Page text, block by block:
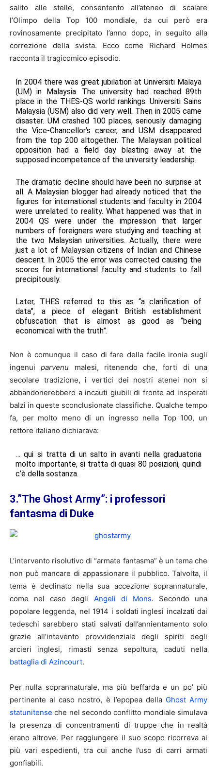
salito alle stelle, consentento all’ateneo di scalare
l’Olimpo della Top 100 mondiale, da cui però era
rovinosamente precipitato l’anno dopo, in seguito alla
correzione della svista. Ecco come Richard Holmes
racconta il tragicomico episodio.
In 2004 there was great jubilation at Universiti Malaya
(UM) in Malaysia. The university had reached 89th
place in the THES-QS world rankings. Universiti Sains
Malaysia (USM) also did very well. Then in 2005 came
disaster. UM crashed 100 places, seriously damaging
the Vice-Chancellor’s career, and USM disappeared
from the top 200 altogether. The Malaysian political
opposition had a field day blasting away at the
supposed incompetence of the university leadership.
The dramatic decline should have been no surprise at
all. A Malaysian blogger had already noticed that the
figures for international students and faculty in 2004
were unrelated to reality. What happened was that in
2004 QS were under the impression that larger
numbers of foreigners were studying and teaching at
the two Malaysian universities. Actually, there were
just a lot of Malaysian citizens of Indian and Chinese
descent. In 2005 the error was corrected causing the
scores for international faculty and students to fall
precipitously.
Later, THES referred to this as “a clarification of
data”, a piece of elegant British establishment
obfuscation that is almost as good as “being
economical with the truth”.
Non è comunque il caso di fare della facile ironia sugli
ingenuiparvenu malesi, ritenendo che, forti di una
secolare tradizione, i vertici dei nostri atenei non si
abbandonerebbero a incauti giubili di fronte ad insperati
balzi in queste sconclusionate classifiche. Qualche tempo
fa, per molto meno di un ingresso nella Top 100, un
rettore italiano dichiarava:
… qui si tratta di un salto in avanti nella graduatoria
molto importante, si tratta di quasi 80 posizioni, quindi
c’è della sostanza.
3.”The Ghost Army”: i professori
fantasma di Duke
L’intervento risolutivo di “armate fantasma” è un tema che
non può mancare di appassionare il pubblico. Talvolta, il
tema è declinato nella sua accezione soprannaturale,
come nel caso degli Angeli di Mons. Secondo una
popolare leggenda, nel 1914 i soldati inglesi incalzati dai
tedeschi sarebbero stati salvati dall’annientamento solo
grazie all’intevento provvidenziale degli spiriti degli
arcieri inglesi, rimasti senza sepoltura, caduti nella
battaglia di Azincourt.
Per nulla soprannaturale, ma più beffarda e un po’ più
pertinente al caso nostro, è l’epopea della Ghost Army
statunitense che nel secondo conflitto mondiale simulava
la presenza di concentramenti di truppe che in realtà
erano altrove. Per raggiungere il suo scopo ricorreva ai
più vari espedienti, tra cui anche l’uso di carri armati
gonfiabili.